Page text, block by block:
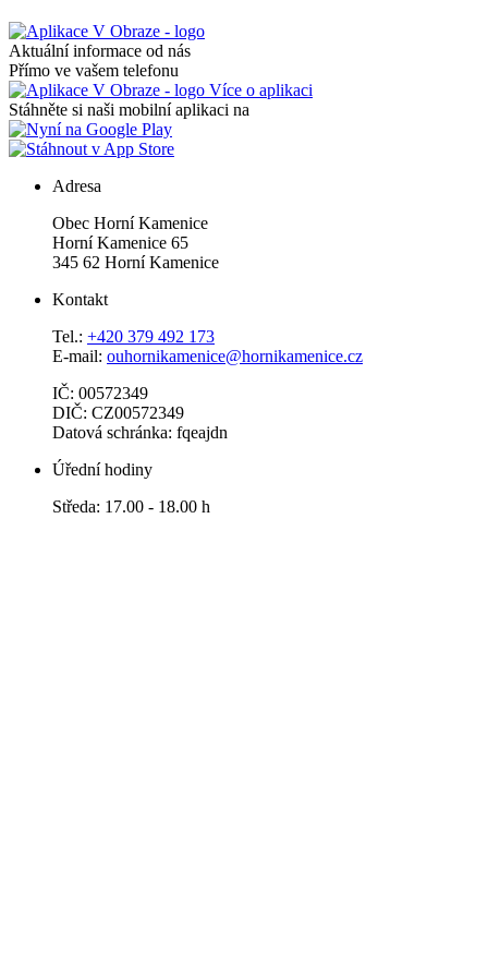
Aktuální informace od nás
Přímo ve vašem telefonu
Více o aplikaci
Stáhněte si naši mobilní aplikaci na
Adresa
Obec Horní Kamenice
Horní Kamenice 65
345 62 Horní Kamenice
Kontakt
Tel.: +420 379 492 173
E-mail: ouhornikamenice@hornikamenice.cz
IČ: 00572349
DIČ: CZ00572349
Datová schránka: fqeajdn
Úřední hodiny
Středa: 17.00 - 18.00 h